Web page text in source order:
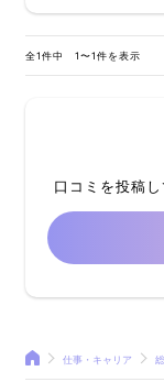
全1件中 1〜1件を表示
口コミを投稿
仕事・キャリア